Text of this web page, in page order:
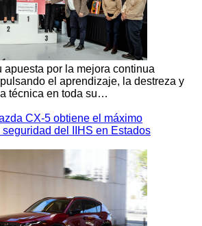
apuesta por la mejora continua
el aprendizaje, la destreza y
técnica en toda su…
CX-5 obtiene el máximo
del IIHS en Estados